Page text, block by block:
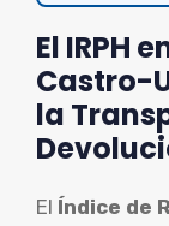
El IRPH
Castro-
la
El Índice de